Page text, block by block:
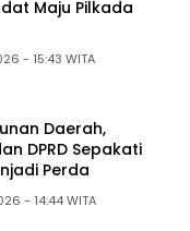
Maju Pilkada
Kamis, 23 Juli 2026 - 15:43 WITA
Daerah,
DPRD Sepakati
Perda
Selasa, 14 Juli 2026 - 14:44 WITA